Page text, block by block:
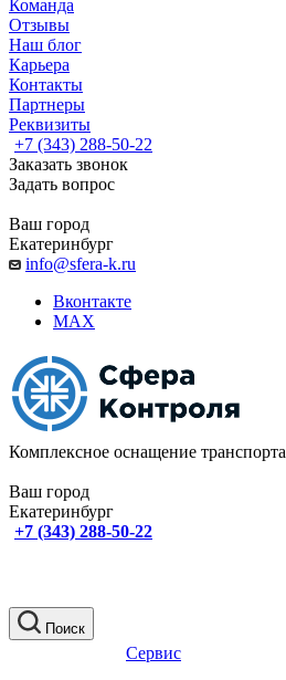
Команда
Отзывы
Наш блог
Карьера
Контакты
Партнеры
Реквизиты
+7 (343) 288-50-22
Заказать звонок
Задать вопрос
Ваш город
Екатеринбург
info@sfera-k.ru
Вконтакте
MAX
Комплексное оснащение транспорта
Ваш город
Екатеринбург
+7 (343) 288-50-22
Поиск
Сервис